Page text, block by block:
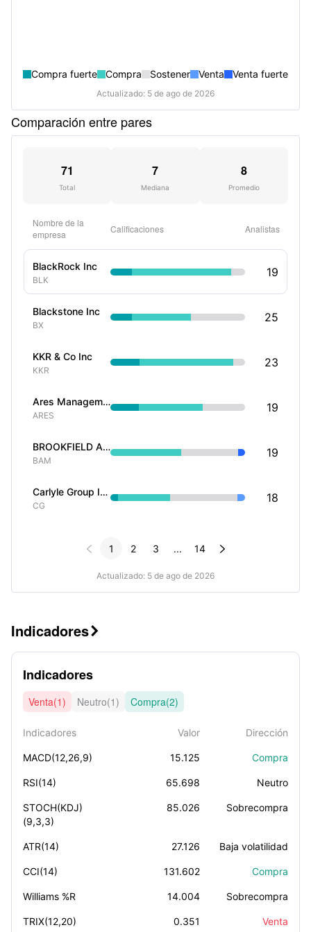
Compra fuerte Compra Sostener Venta Venta fuerte
Actualizado: 5 de ago de 2026
Comparación entre pares
71
Total
7
Mediana
8
Promedio
Nombre de la
empresa
Calificaciones Analistas
BlackRock Inc
BLK
19
Blackstone Inc
BX
25
KKR & Co Inc
KKR
23
Ares Management Corp
ARES
19
BROOKFIELD ASSET MANAGEMENT LTD
BAM
19
Carlyle Group Inc
CG
18
 1 2 3 ... 14 
Actualizado: 5 de ago de 2026
Indicadores
Indicadores
Venta(1) Neutro(1) Compra(2)
Indicadores Valor Dirección
MACD(12,26,9) 15.125 Compra
RSI(14) 65.698 Neutro
STOCH(KDJ)
(9,3,3)
85.026 Sobrecompra
ATR(14) 27.126 Baja volatilidad
CCI(14) 131.602 Compra
Williams %R 14.004 Sobrecompra
TRIX(12,20) 0.351 Venta